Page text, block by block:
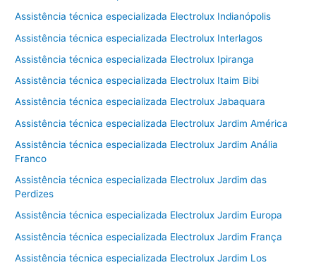
Assistência técnica especializada Electrolux Indianópolis
Assistência técnica especializada Electrolux Interlagos
Assistência técnica especializada Electrolux Ipiranga
Assistência técnica especializada Electrolux Itaim Bibi
Assistência técnica especializada Electrolux Jabaquara
Assistência técnica especializada Electrolux Jardim América
Assistência técnica especializada Electrolux Jardim Anália
Franco
Assistência técnica especializada Electrolux Jardim das
Perdizes
Assistência técnica especializada Electrolux Jardim Europa
Assistência técnica especializada Electrolux Jardim França
Assistência técnica especializada Electrolux Jardim Los